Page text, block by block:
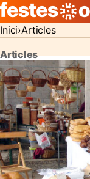
Inici Articles
Articles